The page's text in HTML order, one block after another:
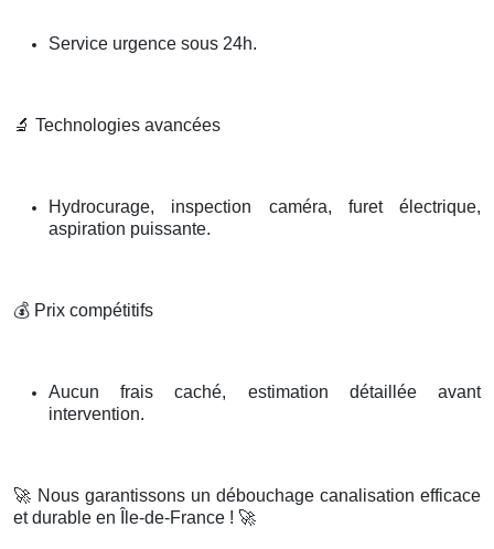
Service urgence sous 24h.
🔬 Technologies avancées
Hydrocurage, inspection caméra, furet électrique,
aspiration puissante.
💰 Prix compétitifs
Aucun frais caché, estimation détaillée avant
intervention.
🚀 Nous garantissons un débouchage canalisation efficace
et durable en Île-de-France ! 🚀